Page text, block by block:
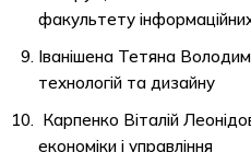
факультету
Іванішена Тетяна
технологій та дизайну
Карпенко Віталій
економіки і управління